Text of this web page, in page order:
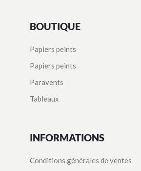
BOUTIQUE
Papiers peints
Papiers peints
Paravents
Tableaux
INFORMATIONS
Conditions générales de ventes